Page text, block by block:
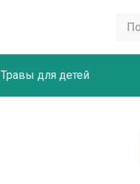
Травы для детей